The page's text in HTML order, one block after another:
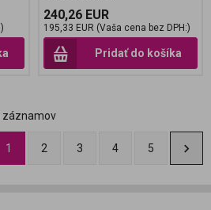
240,26 EUR
195,33 EUR (Vaša cena bez DPH:)
Pridať do košíka
záznamov
1 2 3 4 5